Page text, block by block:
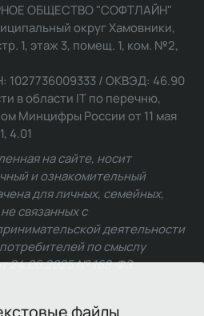
файлы
ОБЩЕСТВО "СОФТЛАЙН"
округ Хамовники,
1, этаж 3, помещ. 1, ком. №2,
1027736009333 / ОКВЭД: 46.90
в области IT по перечню,
Минцифры России от 11 мая
4.01
на сайте, носит
и ознакомительный
для личных, семейных,
связанных с
деятельности
по смыслу
24.06.2025 № 168-ФЗ.